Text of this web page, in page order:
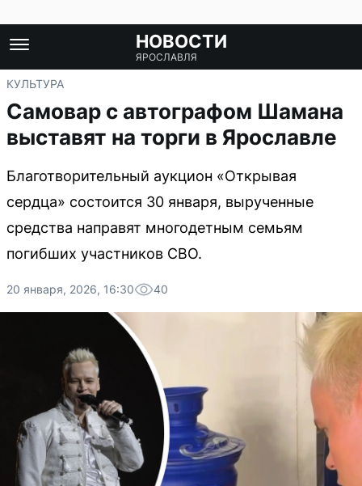
НОВОСТИ
ЯРОСЛАВЛЯ
КУЛЬТУРА
Самовар с автографом Шамана
выставят на торги в Ярославле
Благотворительный аукцион «Открывая
сердца» состоится 30 января, вырученные
средства направят многодетным семьям
погибших участников СВО.
20 января, 2026, 16:30 40